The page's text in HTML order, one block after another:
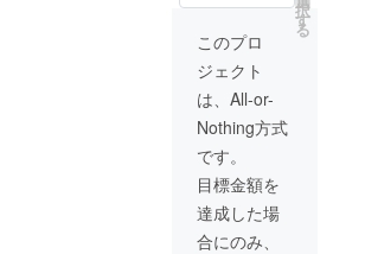
陸屋台村おおつ
ち〇〇横丁（岩
手県上閉伊郡大
槌町本町1番13
号）内の「おか
め食堂」と
「ばぁばキッチ
ン」で使用可
能。 有効期
限：2022年4月1
日〜2022年9月
30日 ■ 大槌町文
化財ツアー
名前をご記入く
ださい。 基本
的には「〇〇県
姓名」という格
好となります。
■ 仏像オリジナ
ル手ぬぐい ■ 仏
像3Dレプリカ
択
す
る
このプロ
ジェクト
は、All-or-
Nothing方式
です。
目標金額を
達成した場
合にのみ、